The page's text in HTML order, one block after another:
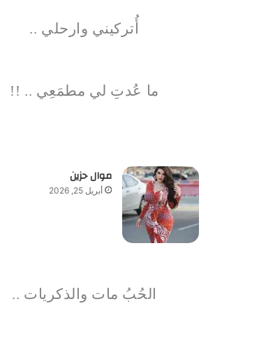
أُتركيني وارحلي ..
ما عُدتِ لي مطمَعِي .. !!
موال حزين
أبريل 25, 2026
الحُبُ مات والذكريات ..